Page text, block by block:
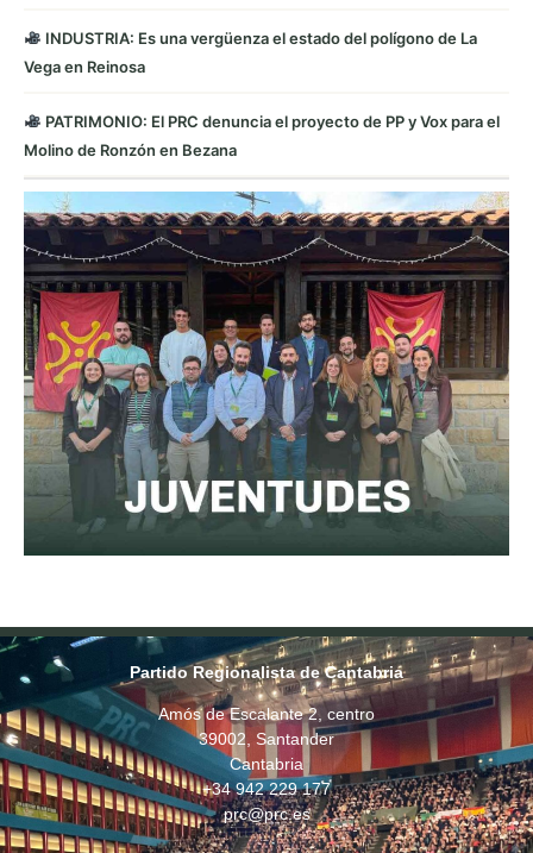
INDUSTRIA: Es una vergüenza el estado del polígono de La
Vega en Reinosa
PATRIMONIO: El PRC denuncia el proyecto de PP y Vox para el
Molino de Ronzón en Bezana
Partido Regionalista de Cantabria
Amós de Escalante 2, centro
39002, Santander
Cantabria
+34 942 229 177
prc@prc.es